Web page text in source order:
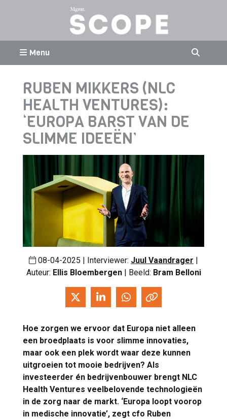
Menu
RUBEN MIKKERS (NLC
HEALTH VENTURES):
‘EUROPA BARST VAN DE
SLIMME IDEEËN’
08-04-2025 | Interviewer: Juul Vaandrager |
Auteur: Ellis Bloembergen| Beeld: Bram Belloni
Hoe zorgen we ervoor dat Europa niet alleen
een broedplaats is voor slimme innovaties,
maar ook een plek wordt waar deze kunnen
uitgroeien tot mooie bedrijven? Als
investeerder én bedrijvenbouwer brengt NLC
Health Ventures veelbelovende technologieën
in de zorg naar de markt. ‘Europa loopt voorop
in medische innovatie’, zegt cfo Ruben